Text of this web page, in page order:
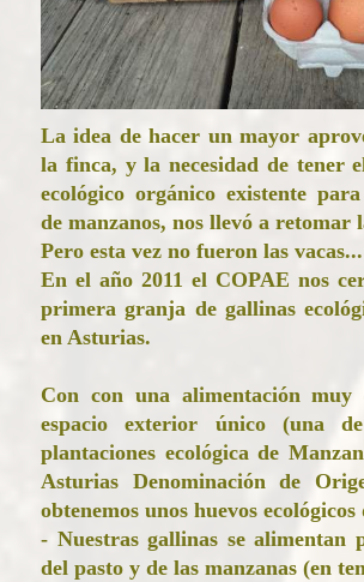
La idea de hacer un mayor
la finca, y la necesidad de tener
ecológico orgánico existente
de manzanos, nos llevó a retomar
Pero esta vez no fueron las vacas...
En el año 2011 el COPAE nos
primera granja de gallinas
en Asturias.
Con con una alimentación
espacio exterior único (una
plantaciones ecológica de
Asturias Denominación de
obtenemos unos huevos
- Nuestras gallinas se alimentan
del pasto y de las manzanas (en